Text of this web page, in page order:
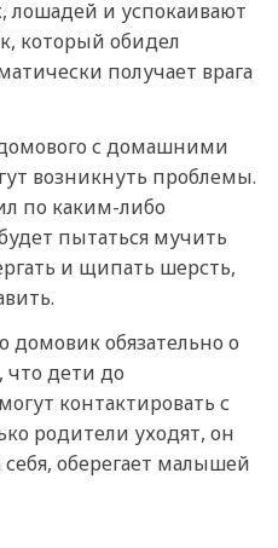
лошадей и успокаивают
который обидел
получает врага
с домашними
возникнуть проблемы.
по каким-либо
пытаться мучить
и щипать шерсть,
домовик обязательно о
что дети до
контактировать с
родители уходят, он
себя, оберегает малышей